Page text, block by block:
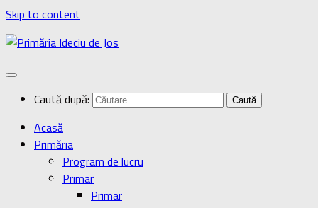
Skip to content
Caută după:
Acasă
Primăria
Program de lucru
Primar
Primar